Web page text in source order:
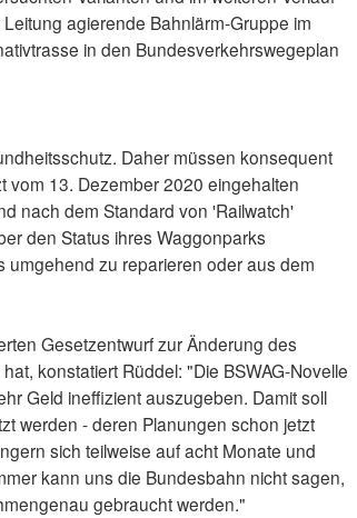
agierende Bahnlärm-Gruppe im
in den Bundesverkehrswegeplan
Daher müssen konsequent
13. Dezember 2020 eingehalten
nach dem Standard von 'Railwatch'
den Status ihres Waggonparks
umgehend zu reparieren oder aus dem
Gesetzentwurf zur Änderung des
konstatiert Rüddel: "Die BSWAG-Novelle
Geld ineffizient auszugeben. Damit soll
werden - deren Planungen schon jetzt
sich teilweise auf acht Monate und
kann uns die Bundesbahn nicht sagen,
gebraucht werden."